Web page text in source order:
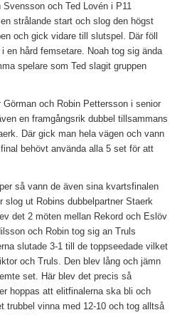
och Ted Lovén i P11
strålande start och slog den högst
och gick vidare till slutspel. Där föll
en hård femsetare. Noah tog sig ända
spelare som Ted slagit gruppen
och Robin Pettersson i senior
en framgångsrik dubbel tillsammans
Där gick man hela vägen och vann
behövt använda alla 5 set för att
så vann de även sina kvartsfinalen
slog ut Robins dubbelpartner Staerk
det 2 möten mellan Rekord och Eslöv
och Robin tog sig an Truls
slutade 3-1 till de toppseedade vilket
och Truls. Den blev lång och jämn
set. Här blev det precis så
hoppas att elitfinalerna ska bli och
trubbel vinna med 12-10 och tog alltså